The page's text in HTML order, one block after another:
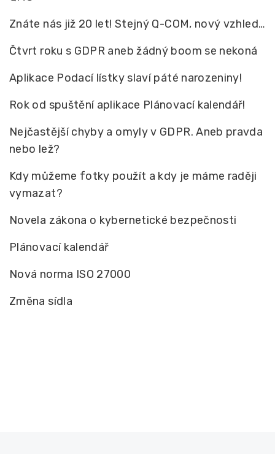
Znáte nás již 20 let! Stejný Q-COM, nový vzhled…
Čtvrt roku s GDPR aneb žádný boom se nekoná
Aplikace Podací lístky slaví páté narozeniny!
Rok od spuštění aplikace Plánovací kalendář!
Nejčastější chyby a omyly v GDPR. Aneb pravda
nebo lež?
Kdy můžeme fotky použít a kdy je máme raději
vymazat?
Novela zákona o kybernetické bezpečnosti
Plánovací kalendář
Nová norma ISO 27000
Změna sídla